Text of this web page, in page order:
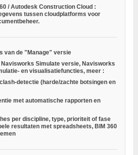
/ Autodesk Construction Cloud :
tussen cloudplatforms voor
van de "Manage" versie
Navisworks Simulate versie, Navisworks
en visualisatiefuncties, meer :
detectie (harde/zachte botsingen en
met automatische rapporten en
per discipline, type, prioriteit of fase
resultaten met spreadsheets, BIM 360